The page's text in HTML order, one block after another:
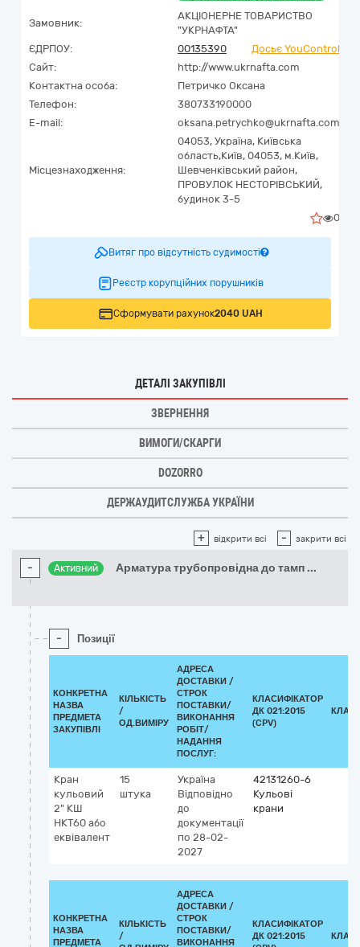
Замовник:
АКЦІОНЕРНЕ ТОВАРИСТВО
"УКPНAФТА"
ЄДРПОУ:
00135390
Досьє YouControl
Сайт:
http://www.ukrnafta.com
Контактна особа:
Петричко Оксана
Телефон:
380733190000
E-mail:
oksana.petrychko@ukrnafta.com
Місцезнаходження:
04053, Україна, Київська
область,Київ, 04053, м.Київ,
Шевченківський район,
ПРОВУЛОК НЕСТОРІВСЬКИЙ,
будинок 3-5
0
Витяг про відсутність судимості
Реєстр корупційних порушників
Сформувати рахунок2040 UAH
ДЕТАЛІ ЗАКУПІВЛІ
ЗВЕРНЕННЯ
ВИМОГИ/СКАРГИ
DOZORRO
ДЕРЖАУДИТСЛУЖБА УКРАЇНИ
+ відкрити всі - закрити всі
- Активний Арматура трубопровідна до тамп ...
- Позиції
КОНКРЕТНА
НАЗВА
ПРЕДМЕТА
ЗАКУПІВЛІ
КІЛЬКІСТЬ
/
ОД.ВИМІРУ
АДРЕСА
ДОСТАВКИ /
СТРОК
ПОСТАВКИ/
ВИКОНАННЯ
РОБІТ/
НАДАННЯ
ПОСЛУГ:
КЛАСИФІКАТОР
ДК 021:2015
(CPV)
Кран
кульовий
2" КШ
НКТ60 або
еквівалент
15
штука
Україна
Відповідно
до
документації
по 28-02-
2027
42131260-6
Кульові
крани
КОНКРЕТНА
НАЗВА
ПРЕДМЕТА
КІЛЬКІСТЬ
/
АДРЕСА
ДОСТАВКИ /
СТРОК
ПОСТАВКИ/
ВИКОНАННЯ
КЛАСИФІКАТОР
ДК 021:2015